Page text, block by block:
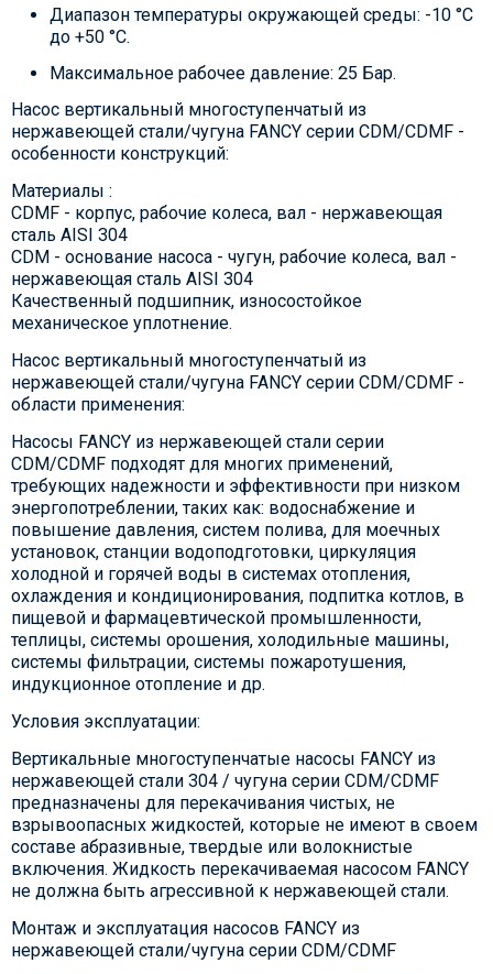
Диапазон температуры окружающей среды: -10 °C
до +50 °C.
Максимальное рабочее давление: 25 Бар.
Насос вертикальный многоступенчатый из
нержавеющей стали/чугуна FANCY серии CDM/CDMF -
особенности конструкций:
Материалы :
CDMF - корпус, рабочие колеса, вал - нержавеющая
сталь AISI 304
CDM - основание насоса - чугун, рабочие колеса, вал -
нержавеющая сталь AISI 304
Качественный подшипник, износостойкое
механическое уплотнение.
Насос вертикальный многоступенчатый из
нержавеющей стали/чугуна FANCY серии CDM/CDMF -
области применения:
Насосы FANCY из нержавеющей стали серии
CDM/CDMF подходят для многих применений,
требующих надежности и эффективности при низком
энергопотреблении, таких как: водоснабжение и
повышение давления, систем полива, для моечных
установок, станции водоподготовки, циркуляция
холодной и горячей воды в системах отопления,
охлаждения и кондиционирования, подпитка котлов, в
пищевой и фармацевтической промышленности,
теплицы, системы орошения, холодильные машины,
системы фильтрации, системы пожаротушения,
индукционное отопление и др.
Условия эксплуатации:
Вертикальные многоступенчатые насосы FANCY из
нержавеющей стали 304 / чугуна серии CDM/CDMF
предназначены для перекачивания чистых, не
взрывоопасных жидкостей, которые не имеют в своем
составе абразивные, твердые или волокнистые
включения. Жидкость перекачиваемая насосом FANCY
не должна быть агрессивной к нержавеющей стали.
Монтаж и эксплуатация насосов FANCY из
нержавеющей стали/чугуна серии CDM/CDMF